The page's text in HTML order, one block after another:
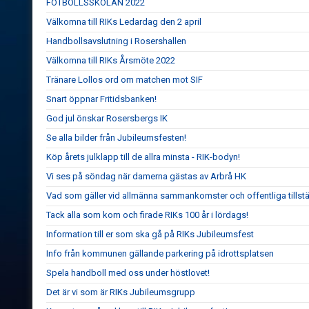
FOTBOLLSSKOLAN 2022
Välkomna till RIKs Ledardag den 2 april
Handbollsavslutning i Rosershallen
Välkomna till RIKs Årsmöte 2022
Tränare Lollos ord om matchen mot SIF
Snart öppnar Fritidsbanken!
God jul önskar Rosersbergs IK
Se alla bilder från Jubileumsfesten!
Köp årets julklapp till de allra minsta - RIK-bodyn!
Vi ses på söndag när damerna gästas av Arbrå HK
Vad som gäller vid allmänna sammankomster och offentliga
Tack alla som kom och firade RIKs 100 år i lördags!
Information till er som ska gå på RIKs Jubileumsfest
Info från kommunen gällande parkering på idrottsplatsen
Spela handboll med oss under höstlovet!
Det är vi som är RIKs Jubileumsgrupp